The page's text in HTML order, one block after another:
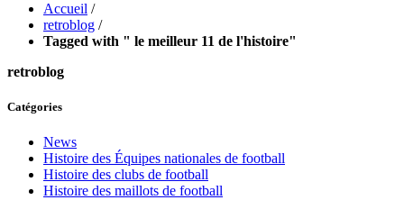
Accueil /
retroblog /
Tagged with " le meilleur 11 de l'histoire"
retroblog
Catégories
News
Histoire des Équipes nationales de football
Histoire des clubs de football
Histoire des maillots de football